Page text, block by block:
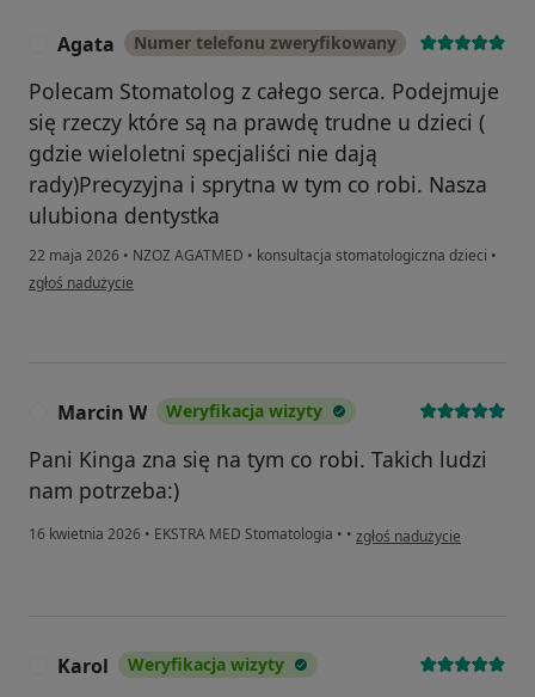
Agata Numer telefonu zweryfikowany
Polecam Stomatolog z całego serca. Podejmuje
się rzeczy które są na prawdę trudne u dzieci (
gdzie wieloletni specjaliści nie dają
rady)Precyzyjna i sprytna w tym co robi. Nasza
ulubiona dentystka
22 maja 2026 • NZOZ AGATMED • konsultacja stomatologiczna dzieci •
w opinii użytkownika Agata
zgłoś nadużycie
Marcin W Weryfikacja wizyty
Pani Kinga zna się na tym co robi. Takich ludzi
nam potrzeba:)
16 kwietnia 2026 • EKSTRA MED Stomatologia • • w opinii użytkownika
zgłoś nadużycie
Karol Weryfikacja wizyty